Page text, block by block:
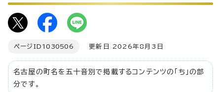
ページID 1030506 更新日 2026年8月3日
名古屋の町名を五十音別で掲載するコンテンツの「ち」の部
分です。